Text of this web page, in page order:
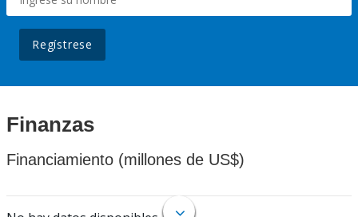
Regístrese
Finanzas
Financiamiento (millones de US$)